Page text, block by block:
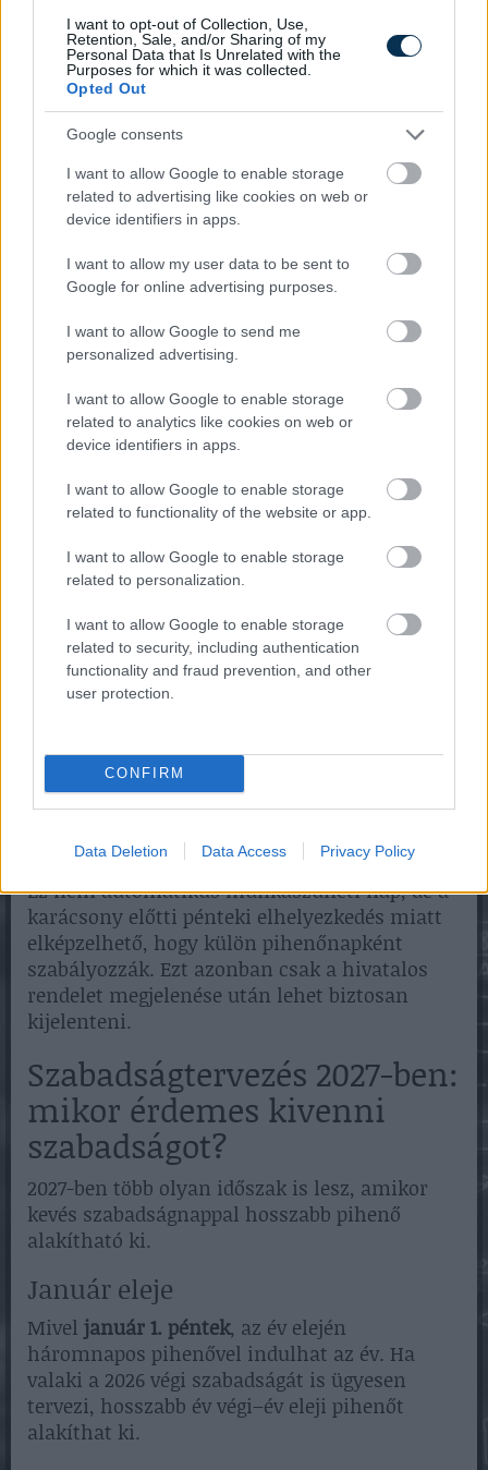
I want to opt-out of Collection, Use,
Retention, Sale, and/or Sharing of my
Personal Data that Is Unrelated with the
Purposes for which it was collected.
Opted Out
Google consents
I want to allow Google to enable storage
related to advertising like cookies on web or
device identifiers in apps.
I want to allow my user data to be sent to
Google for online advertising purposes.
I want to allow Google to send me
personalized advertising.
I want to allow Google to enable storage
related to analytics like cookies on web or
device identifiers in apps.
I want to allow Google to enable storage
related to functionality of the website or app.
I want to allow Google to enable storage
related to personalization.
I want to allow Google to enable storage
related to security, including authentication
functionality and fraud prevention, and other
user protection.
CONFIRM
Data Deletion Data Access Privacy Policy
2027. május 15–17.
3 nap
2027. augusztus 20–
3 nap Augusztus 20.
péntekre esik
2027. október 30. –
november 1.
November 1.
hétfőre esik
A legértékesebb hosszú hétvége 2027-ben
egyértelműen ahúsvéti négynapos hosszú
hétvégelesz. Emellett az év több pontján is
a rövidebb utazásokat és a szabadságok
optimalizálását.
Lesznek-e áthelyezett
munkanapok 2027-ben?
Ez az egyik leggyakoribb kérdés a
munkaszüneti napok 2027
a törvény szerinti munkaszüneti napok
dátuma ismert, de azáthelyezett
külön rendelet határozhatja meg.
A korábbi évek gyakorlata alapján akkor
szokott áthelyezett pihenőnap felmerülni, ha
egy ünnep keddre vagy csütörtökre esik, és a
köztes hétfő vagy péntek „hídnapként”
pihenőnap lehet. 2027-ben a fő ünnepek
ezért klasszikus hídnapból várhatóan kevés
A leginkább figyelendő nap:
2027. december 24. péntek
Ez nem automatikus munkaszüneti nap, de a
karácsony előtti pénteki elhelyezkedés miatt
elképzelhető, hogy külön pihenőnapként
szabályozzák. Ezt azonban csak a hivatalos
rendelet megjelenése után lehet biztosan
kijelenteni.
Szabadságtervezés 2027-ben:
mikor érdemes kivenni
szabadságot?
2027-ben több olyan időszak is lesz, amikor
kevés szabadságnappal hosszabb pihenő
alakítható ki.
Január eleje
Mivel január 1. péntek, az év elején
háromnapos pihenővel indulhat az év. Ha
valaki a 2026 végi szabadságát is ügyesen
tervezi, hosszabb év végi–év eleji pihenőt
alakíthat ki.